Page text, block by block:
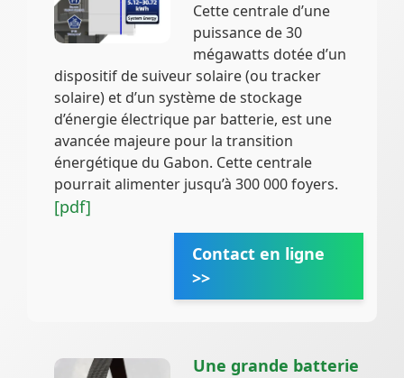
Cette centrale d’une
puissance de 30
mégawatts dotée d’un
dispositif de suiveur solaire (ou tracker
solaire) et d’un système de stockage
d’énergie électrique par batterie, est une
avancée majeure pour la transition
énergétique du Gabon. Cette centrale
pourrait alimenter jusqu’à 300 000 foyers.
[pdf]
Contact en ligne
>>
Une grande batterie